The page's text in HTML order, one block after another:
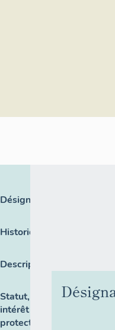
Désignation
Historique
Description
Statut,
intérêt et
protection